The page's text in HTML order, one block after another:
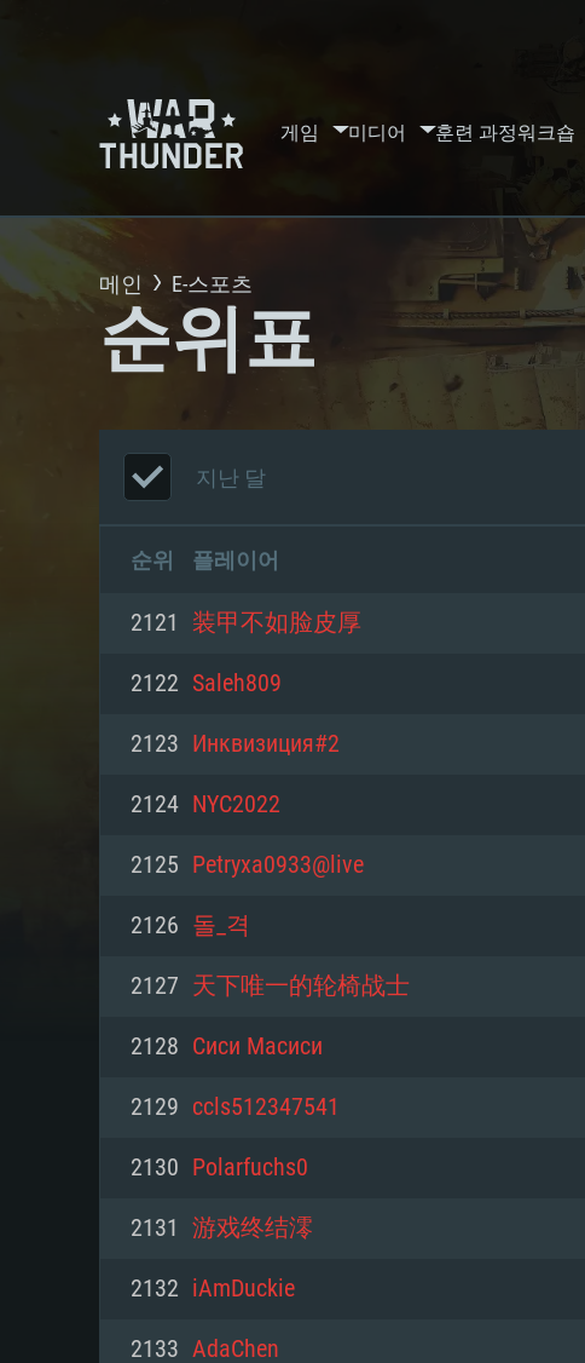
게임 미디어 훈련 과정워크숍
PC
최소사양
운영체제: Windows 10 (64 bit)
프로세서: 2.2 GHz 듀얼코어 이상
최소사양
운영체제: Mac OS Big Sur 11.0
프로세서: 최소 2.2 GHz의 Core i5
최소사양
운영체제: 64bit Linux 중 최신 버전
프로세서: 2.4 GHz 듀얼코어
메인 E-스포츠
순위표
지난 달
순위 플레이어
2121 装甲不如脸皮厚
2122 Saleh809
2123 Инквизиция#2
2124 NYC2022
2125 Petryxa0933@live
2126 돌_격
2127 天下唯一的轮椅战士
2128 Сиси Масиси
2129 ccls512347541
2130 Polarfuchs0
2131 游戏终结澪
2132 iAmDuckie
2133 AdaChen